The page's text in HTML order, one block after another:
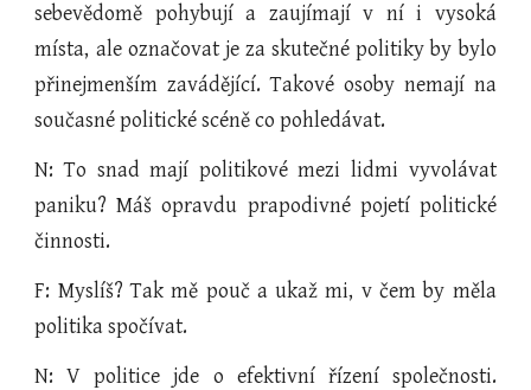
sebevědomě pohybují a zaujímají v ní i vysoká
místa, ale označovat je za skutečné politiky by bylo
přinejmenším zavádějící. Takové osoby nemají na
současné politické scéně co pohledávat.
N: To snad mají politikové mezi lidmi vyvolávat
paniku? Máš opravdu prapodivné pojetí politické
činnosti.
F: Myslíš? Tak mě pouč a ukaž mi, v čem by měla
politika spočívat.
N: V politice jde o efektivní řízení společnosti.